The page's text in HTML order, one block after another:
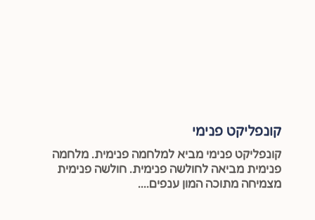
קונפליקט פנימי
קונפליקט פנימי מביא למלחמה פנימית. מלחמה
פנימית מביאה לחולשה פנימית. חולשה פנימית
מצמיחה מתוכה המון ענפים....